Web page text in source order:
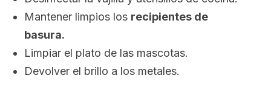
Mantener limpios los recipientes de
basura.
Limpiar el plato de las mascotas.
Devolver el brillo a los metales.